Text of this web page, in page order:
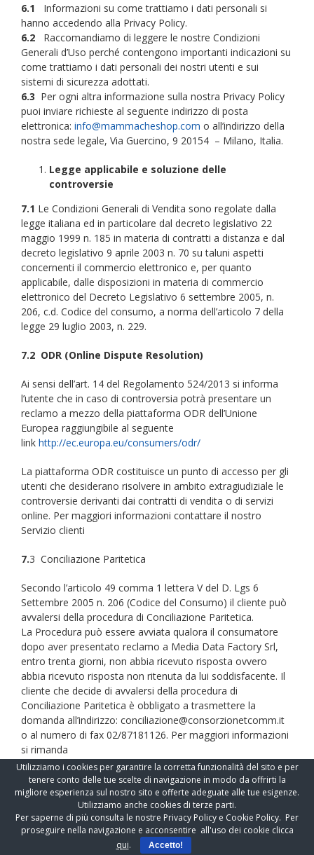
6.1 Informazioni su come trattiamo i dati personali si
hanno accedendo alla Privacy Policy.
6.2 Raccomandiamo di leggere le nostre Condizioni
Generali d’Uso perché contengono importanti indicazioni su
come trattiamo i dati personali dei nostri utenti e sui
sistemi di sicurezza adottati.
6.3 Per ogni altra informazione sulla nostra Privacy Policy
puoi inviare richieste al seguente indirizzo di posta
elettronica: info@mammacheshop.com o all’indirizzo della
nostra sede legale, Via Guercino, 9 20154 – Milano, Italia.
Legge applicabile e soluzione delle
controversie
7.1 Le Condizioni Generali di Vendita sono regolate dalla
legge italiana ed in particolare dal decreto legislativo 22
maggio 1999 n. 185 in materia di contratti a distanza e dal
decreto legislativo 9 aprile 2003 n. 70 su taluni aspetti
concernenti il commercio elettronico e, per quanto
applicabile, dalle disposizioni in materia di commercio
elettronico del Decreto Legislativo 6 settembre 2005, n.
206, c.d. Codice del consumo, a norma dell’articolo 7 della
legge 29 luglio 2003, n. 229.
7.2 ODR (Online Dispute Resolution)
Ai sensi dell’art. 14 del Regolamento 524/2013 si informa
l’utente che in caso di controversia potrà presentare un
reclamo a mezzo della piattaforma ODR dell’Unione
Europea raggiungibile al seguente
link http://ec.europa.eu/consumers/odr/
La piattaforma ODR costituisce un punto di accesso per gli
utenti che desiderano risolvere in ambito extragiudiziale le
controversie derivanti dai contratti di vendita o di servizi
online. Per maggiori informazioni contattare il nostro
Servizio clienti
7.3 Conciliazione Paritetica
Secondo l’articolo 49 comma 1 lettera V del D. Lgs 6
Settembre 2005 n. 206 (Codice del Consumo) il cliente può
avvalersi della procedura di Conciliazione Paritetica.
La Procedura può essere avviata qualora il consumatore
dopo aver presentato reclamo a Media Data Factory Srl,
entro trenta giorni, non abbia ricevuto risposta ovvero
abbia ricevuto risposta non ritenuta da lui soddisfacente. Il
cliente che decide di avvalersi della procedura di
Conciliazione Paritetica è obbligato a trasmettere la
domanda all’indirizzo: conciliazione@consorzionetcomm.it
o al numero di fax 02/87181126. Per maggiori informazioni
si rimanda
a:http://www.consorzionetcomm.it/Spazio_Consumatori/
Paritetica/La-Conciliazione-Paritetica.kl
Modifica e aggiornamento
Le Condizioni Generali di Vendita sono modificate di volta in
volta anche in considerazione di eventuali mutamenti
Utilizziamo i cookies per garantire la corretta funzionalità del sito e per
tenere conto delle tue scelte di navigazione in modo da offrirti la
migliore esperienza sul nostro sito e offerte adeguate alle tue esigenze.
Utilizziamo anche cookies di terze parti.
Per saperne di più consulta le nostre Privacy Policy e Cookie Policy. Per
proseguire nella navigazione e acconsentire all'uso dei cookie clicca
qui. Accetto!